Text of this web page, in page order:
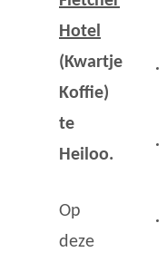
Hotel
(Kwartje
Koffie)
te
Heiloo.
Op
deze